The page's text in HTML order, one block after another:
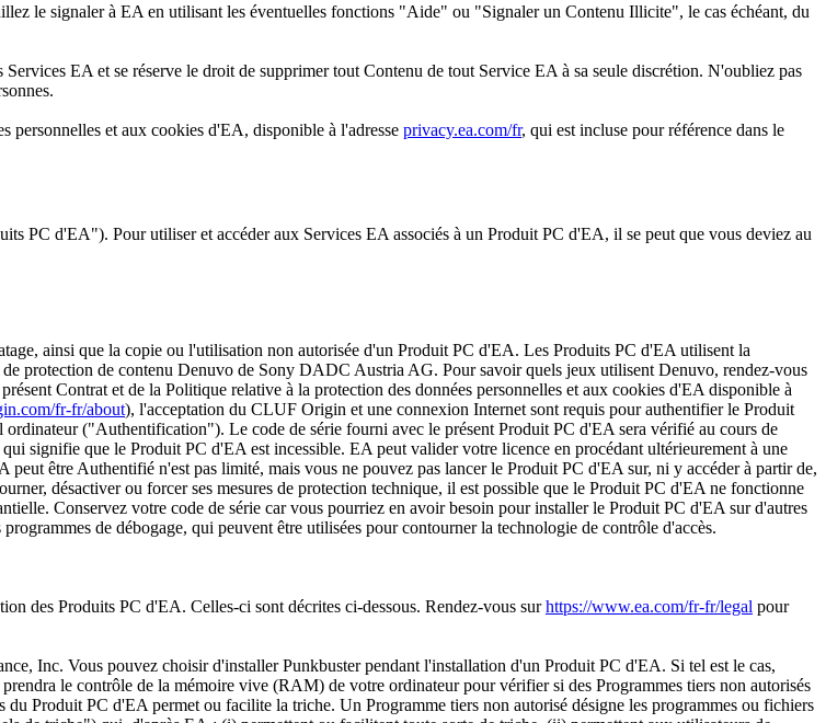
le signaler à EA en utilisant les éventuelles fonctions "Aide" ou "Signaler un Contenu Illicite", le cas échéant, du
EA et se réserve le droit de supprimer tout Contenu de tout Service EA à sa seule discrétion. N'oubliez pas
personnelles et aux cookies d'EA, disponible à l'adresse privacy.ea.com/fr, qui est incluse pour référence dans le
PC d'EA"). Pour utiliser et accéder aux Services EA associés à un Produit PC d'EA, il se peut que vous deviez au
ainsi que la copie ou l'utilisation non autorisée d'un Produit PC d'EA. Les Produits PC d'EA utilisent la
protection de contenu Denuvo de Sony DADC Austria AG. Pour savoir quels jeux utilisent Denuvo, rendez-vous
Contrat et de la Politique relative à la protection des données personnelles et aux cookies d'EA disponible à
fr-fr/about), l'acceptation du CLUF Origin et une connexion Internet sont requis pour authentifier le Produit
("Authentification"). Le code de série fourni avec le présent Produit PC d'EA sera vérifié au cours de
signifie que le Produit PC d'EA est incessible. EA peut valider votre licence en procédant ultérieurement à une
être Authentifié n'est pas limité, mais vous ne pouvez pas lancer le Produit PC d'EA sur, ni y accéder à partir de,
désactiver ou forcer ses mesures de protection technique, il est possible que le Produit PC d'EA ne fonctionne
Conservez votre code de série car vous pourriez en avoir besoin pour installer le Produit PC d'EA sur d'autres
de débogage, qui peuvent être utilisées pour contourner la technologie de contrôle d'accès.
des Produits PC d'EA. Celles-ci sont décrites ci-dessous. Rendez-vous surhttps://www.ea.com/fr-fr/legal pour
Inc. Vous pouvez choisir d'installer Punkbuster pendant l'installation d'un Produit PC d'EA. Si tel est le cas,
le contrôle de la mémoire vive (RAM) de votre ordinateur pour vérifier si des Programmes tiers non autorisés
Produit PC d'EA permet ou facilite la triche. Un Programme tiers non autorisé désigne les programmes ou fichiers